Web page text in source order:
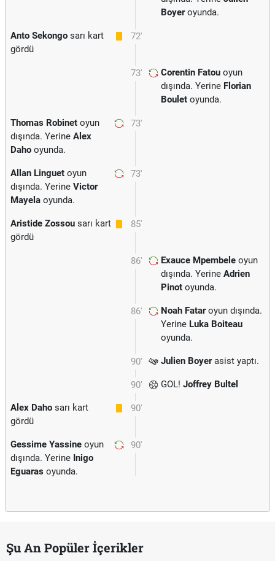
Boyeroyunda.
72'
Anto Sekongo sarı kart
gördü
73' Corentin Fatou oyun
dışında. Yerine Florian
Boulet oyunda.
73'
Thomas Robinet oyun
dışında. Yerine Alex
Daho oyunda.
73'
Allan Linguet oyun
dışında. Yerine Victor
Mayela oyunda.
85'
Aristide Zossou sarı kart
gördü
86' Exauce Mpembele oyun
dışında. Yerine Adrien
Pinot oyunda.
86' Noah Fataroyun dışında.
Yerine Luka Boiteau
oyunda.
90' Julien Boyerasist yaptı.
90' GOL! Joffrey Bultel
90'
Alex Daho sarı kart
gördü
90'
Gessime Yassine oyun
dışında. Yerine Inigo
Eguaras oyunda.
Şu An Popüler İçerikler